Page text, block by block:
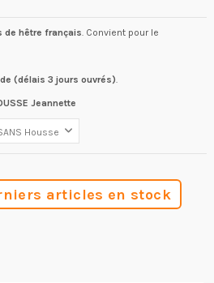
de hêtre français. Convient pour le
(délais 3 jours ouvrés).
Jeannette
articles en stock